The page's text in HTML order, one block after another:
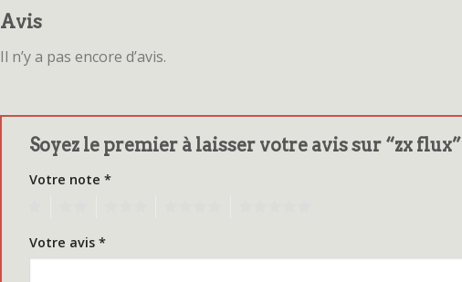
Avis
Il n’y a pas encore d’avis.
Soyez le premier à laisser votre avis sur “zx flux”
Votre note *
Votre avis *